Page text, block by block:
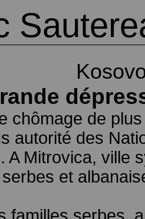
chômage de
autorité des
A Mitrovica, ville
et